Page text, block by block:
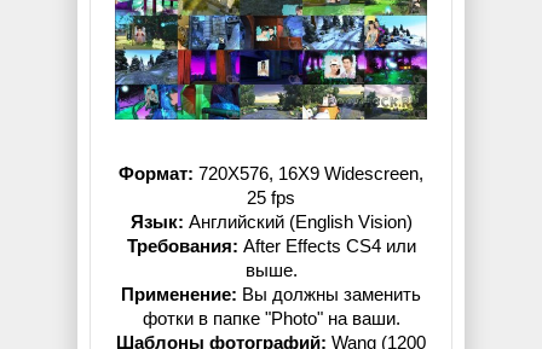
Формат: 720X576, 16X9 Widescreen,
25 fps
Язык: Английский (English Vision)
Требования: After Effects CS4 или
выше.
Применение: Вы должны заменить
фотки в папке "Photo" на ваши.
Шаблоны фотографий: Wang (1200